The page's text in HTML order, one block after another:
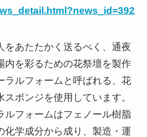
をあたたかく送るべく、通夜
内を彩るための花祭壇を製作
ラルフォームと呼ばれる、花
スポンジを使用しています。
ルフォームはフェノール樹脂
化学成分から成り、製造・運